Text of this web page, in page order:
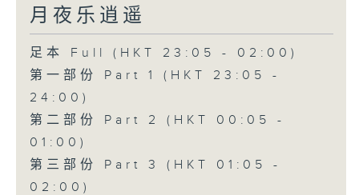
月夜乐逍遥
足本 Full (HKT 23:05 - 02:00)
第一部份 Part 1 (HKT 23:05 -
24:00)
第二部份 Part 2 (HKT 00:05 -
01:00)
第三部份 Part 3 (HKT 01:05 -
02:00)